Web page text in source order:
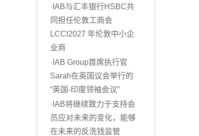
· IAB与汇丰银行HSBC共
同担任伦敦工商会
LCCI2027 年伦敦中小企
业商
· IAB Group首席执行官
Sarah在英国议会举行的
“英国-印度领袖会议”
· IAB将继续致力于支持会
员应对未来的变化，能够
在未来的反洗钱监管